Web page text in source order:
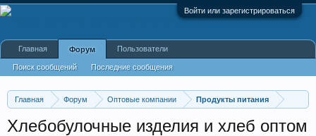
Войти или зарегистрироваться
Главная Форум Оптовые компании Продукты питания
Хлебобулочные изделия и хлеб оптом
Главная Форум
Поиск сообщений Последние сообщения
Пользователи